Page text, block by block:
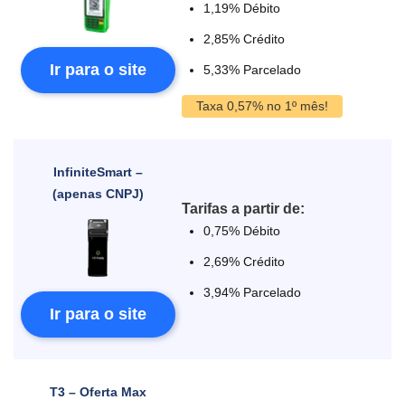
Ir para o site
1,19% Débito
2,85% Crédito
5,33% Parcelado
Taxa 0,57% no 1º mês!
InfiniteSmart –
(apenas CNPJ)
Ir para o site
Tarifas a partir de:
0,75% Débito
2,69% Crédito
3,94% Parcelado
T3 – Oferta Max